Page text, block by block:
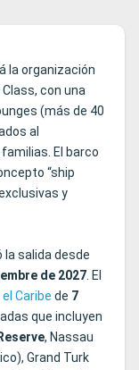
la organización
con una
(más de 40
al
El barco
“ship
y
la salida desde
de 2027. El
Caribe de 7
que incluyen
, Nassau
Grand Turk